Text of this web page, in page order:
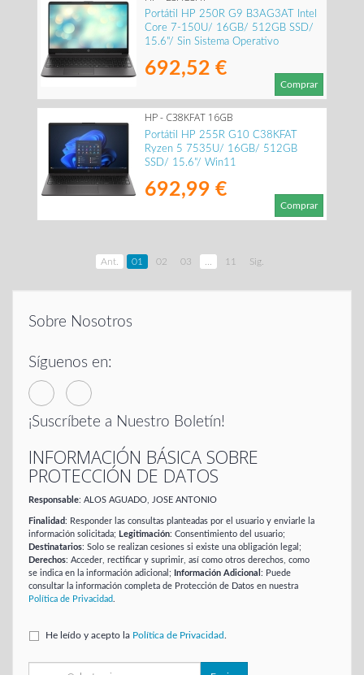
Portátil HP 250R G9 B3AG3AT Intel
Core 7-150U/ 16GB/ 512GB SSD/
15.6"/ Sin Sistema Operativo
692,52 €
Comprar
HP - C38KFAT 16GB
Portátil HP 255R G10 C38KFAT
Ryzen 5 7535U/ 16GB/ 512GB
SSD/ 15.6"/ Win11
692,99 €
Comprar
Ant. 01 02 03 11 Sig.
Sobre Nosotros
Síguenos en:
¡Suscríbete a Nuestro Boletín!
INFORMACIÓN BÁSICA SOBRE
PROTECCIÓN DE DATOS
Responsable: ALOS AGUADO, JOSE ANTONIO
Finalidad: Responder las consultas planteadas por el usuario y enviarle la
información solicitada; Legitimación: Consentimiento del usuario;
Destinatarios: Solo se realizan cesiones si existe una obligación legal;
Derechos: Acceder, rectificar y suprimir, así como otros derechos, como
se indica en la información adicional;
Información Adicional : Puede
consultar la información completa de Protección de Datos en nuestra
Política de Privacidad
He leído y acepto la Política de Privacidad